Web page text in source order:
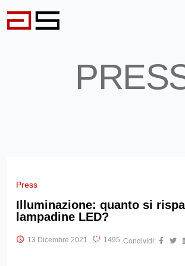
Press
Illuminazione: quanto si
lampadine LED?
13 Dicembre 2021 1495 Condividi: